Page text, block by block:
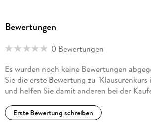
Bewertungen
0 Bewertungen
Es wurden noch keine Bewertungen
Sie die erste Bewertung zu
und helfen Sie damit anderen bei der
Erste Bewertung schreiben